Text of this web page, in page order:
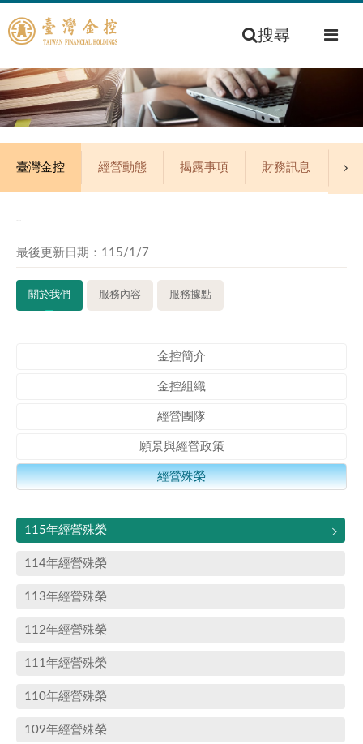
搜尋
臺灣金控 經營動態 揭露事項 財務訊息 公
最後更新日期：115/1/7
關於我們 服務內容 服務據點
金控簡介
金控組織
經營團隊
願景與經營政策
經營殊榮
115年經營殊榮
114年經營殊榮
113年經營殊榮
112年經營殊榮
111年經營殊榮
110年經營殊榮
109年經營殊榮